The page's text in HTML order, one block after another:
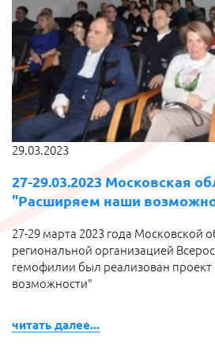
29.03.2023
27-29.03.2023 Московская
"Расширяем наши
27-29 марта 2023 года Московской
региональной организацией
гемофилии был реализован
возможности"
читать далее...